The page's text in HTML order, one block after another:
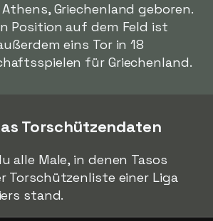
Griechenland geboren.
Position auf dem Feld ist
eins Tor in 18
für Griechenland.
Torschützendaten
alle Male, in denen Tasos
Torschützenliste einer Liga
stand.